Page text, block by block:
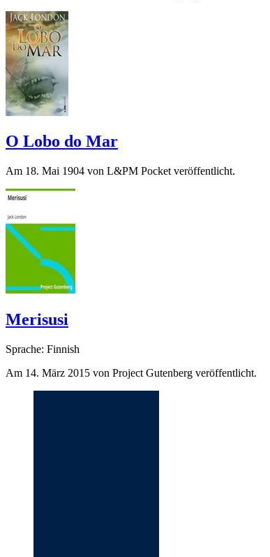
O Lobo do Mar
Am 18. Mai 1904 von L&PM Pocket veröffentlicht.
Merisusi
Sprache: Finnish
Am 14. März 2015 von Project Gutenberg veröffentlicht.